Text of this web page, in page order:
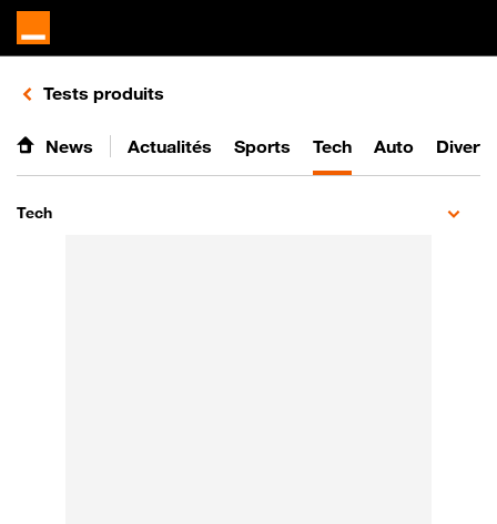
Retours vers le listing de vidéos de la catégorie
Tests produits
News Actualités Sports Tech Auto
Tech